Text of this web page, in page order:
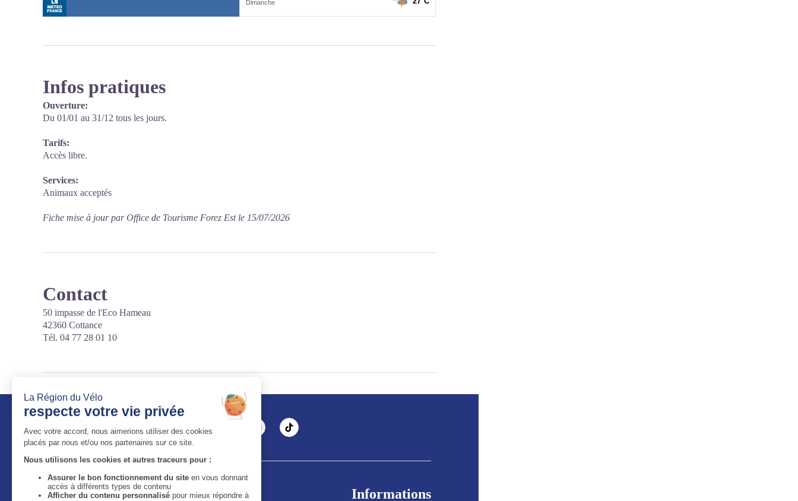
Infos pratiques
Ouverture:
Du 01/01 au 31/12 tous les jours.
Tarifs:
Accès libre.
Services:
Animaux acceptés
Fiche mise à jour par Office de Tourisme Forez Est le 15/07/2026
Contact
50 impasse de l'Eco Hameau
42360 Cottance
Tél. 04 77 28 01 10
Auvergne-Rhône-Alpes Tourisme Informations